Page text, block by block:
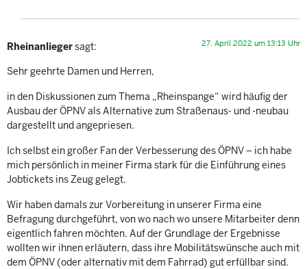
Rheinanliegersagt: 27. April 2022 um 13:13 Uhr
Sehr geehrte Damen und Herren,
in den Diskussionen zum Thema „Rheinspange“ wird häufig der
Ausbau der ÖPNV als Alternative zum Straßenaus- und -neubau
dargestellt und angepriesen.
Ich selbst ein großer Fan der Verbesserung des ÖPNV – ich habe
mich persönlich in meiner Firma stark für die Einführung eines
Jobtickets ins Zeug gelegt.
Wir haben damals zur Vorbereitung in unserer Firma eine
Befragung durchgeführt, von wo nach wo unsere Mitarbeiter denn
eigentlich fahren möchten. Auf der Grundlage der Ergebnisse
wollten wir ihnen erläutern, dass ihre Mobilitätswünsche auch mit
dem ÖPNV (oder alternativ mit dem Fahrrad) gut erfüllbar sind.